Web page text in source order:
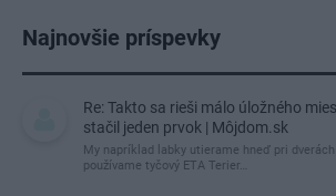
Najnovšie príspevky
Re: Takto sa rieši málo úložného
stačil jeden prvok | Môjdom.sk
My napríklad labky utierame hneď pri
používame tyčový ETA Terier…